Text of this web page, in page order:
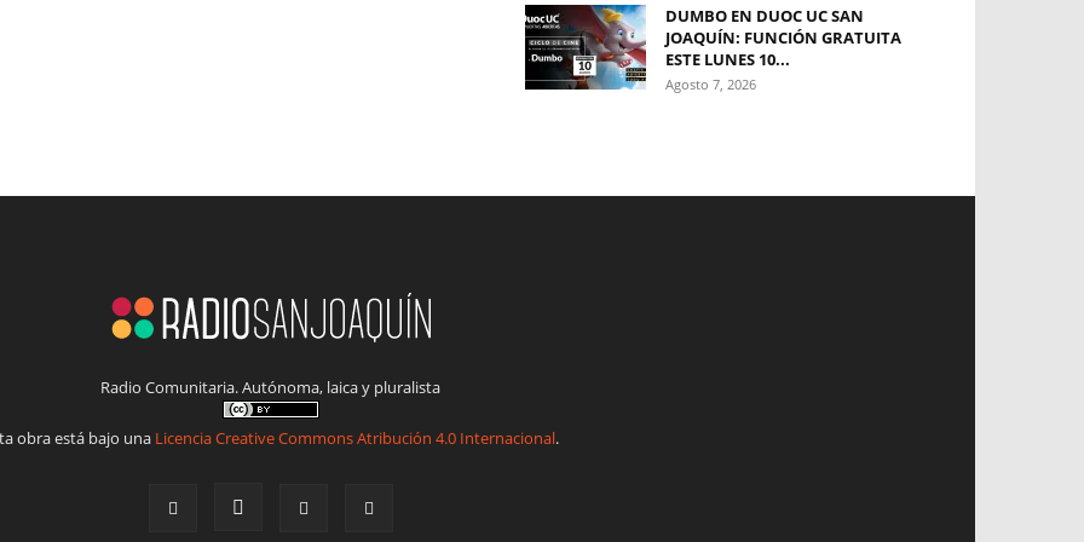
DUMBO EN DUOC UC SAN
JOAQUÍN: FUNCIÓN GRATUITA
ESTE LUNES 10...
Agosto 7, 2026
Radio Comunitaria. Autónoma, laica y pluralista
obra está bajo una Licencia Creative Commons Atribución 4.0 Internacional.